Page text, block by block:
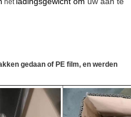
het
gedaan of PE film, en werden